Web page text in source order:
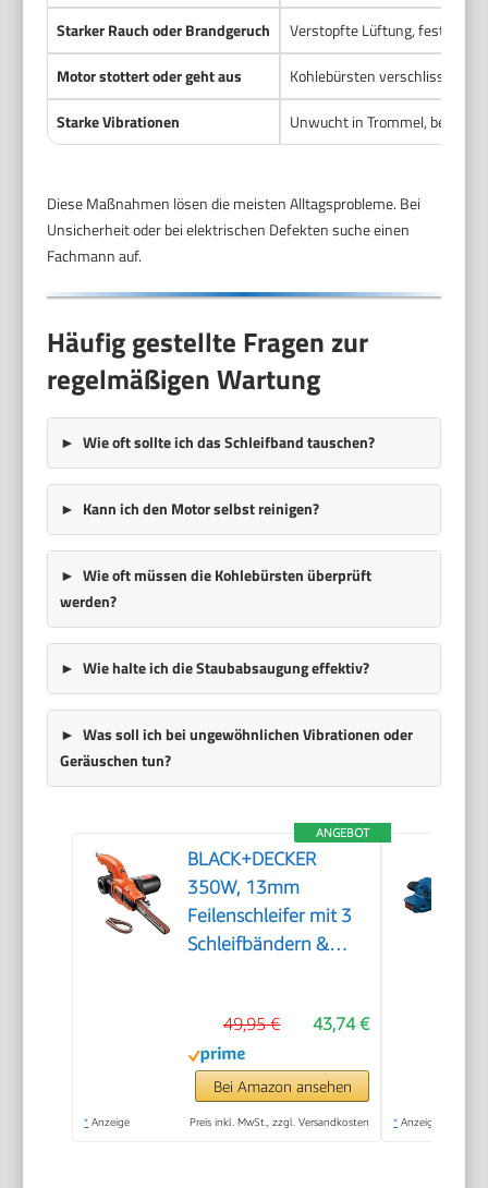
Starker Rauch oder Brandgeruch
Verstopfte Lüftung,
Motor stottert oder geht aus
Kohlebürsten verschlissen,
Starke Vibrationen
Unwucht in Trommel,
Diese Maßnahmen lösen die meisten Alltagsprobleme. Bei
Unsicherheit oder bei elektrischen Defekten suche einen
Fachmann auf.
Häufig gestellte Fragen zur
regelmäßigen Wartung
Wie oft sollte ich das Schleifband tauschen?
Kann ich den Motor selbst reinigen?
Wie oft müssen die Kohlebürsten überprüft
werden?
Wie halte ich die Staubabsaugung effektiv?
Was soll ich bei ungewöhnlichen Vibrationen oder
Geräuschen tun?
ANGEBOT
BLACK+DECKER
350W, 13mm
Feilenschleifer mit 3
Schleifbändern &
43,74 €
49,95 €
Bei Amazon ansehen
* Anzeige Preis inkl. MwSt., zzgl. Versandkosten * Anzeige